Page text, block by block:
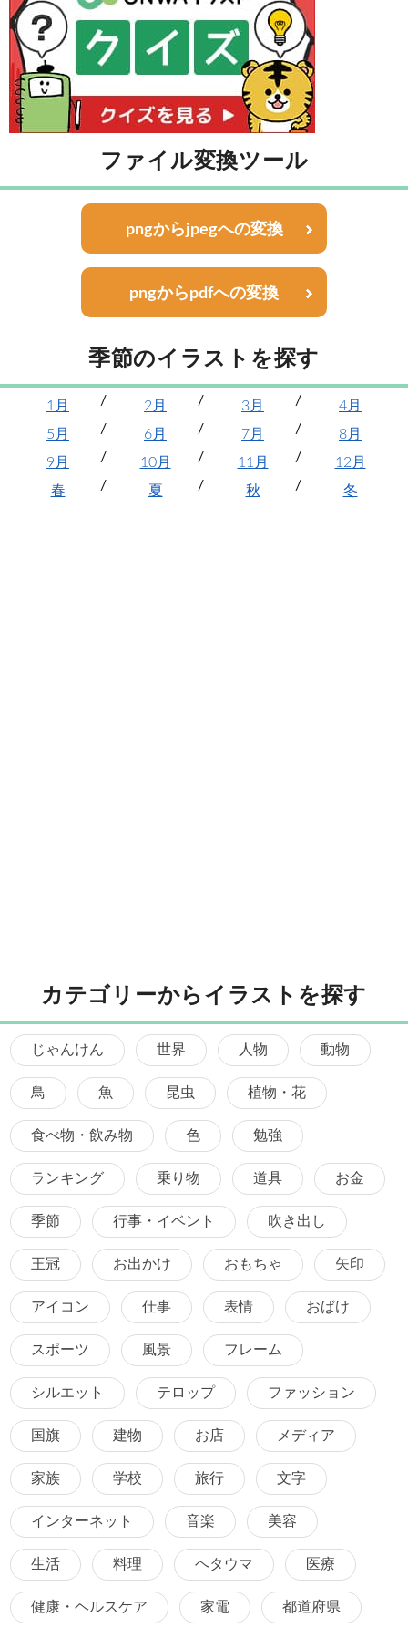
ファイル変換ツール
pngからjpegへの変換
pngからpdfへの変換
季節のイラストを探す
1月 2月 3月
4月
5月
6月 7月
8月
9月
10月 11月
12月
春
夏 秋 冬
カテゴリーからイラストを探す
じゃんけん 世界 人物 動物
鳥 魚 昆虫 植物・花
食べ物・飲み物 色 勉強
ランキング 乗り物 道具 お金
季節 行事・イベント 吹き出し
王冠 お出かけ おもちゃ 矢印
アイコン 仕事 表情 おばけ
スポーツ 風景 フレーム
シルエット テロップ ファッション
国旗 建物 お店 メディア
家族 学校 旅行 文字
インターネット 音楽 美容
生活 料理 ヘタウマ 医療
健康・ヘルスケア 家電 都道府県